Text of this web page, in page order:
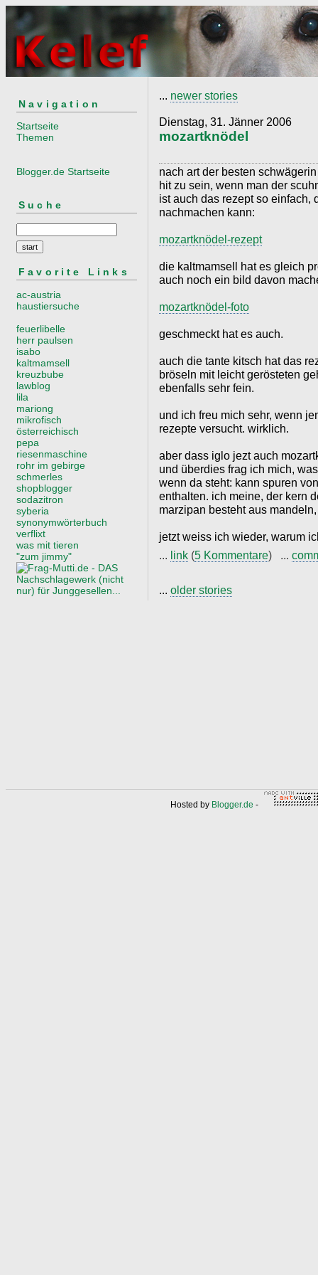
Navigation
Startseite
Themen
Blogger.de Startseite
Suche
Favorite Links
ac-austria
haustiersuche
feuerlibelle
herr paulsen
isabo
kaltmamsell
kreuzbube
lawblog
lila
mariong
mikrofisch
österreichisch
pepa
riesenmaschine
rohr im gebirge
schmerles
shopblogger
sodazitron
syberia
synonymwörterbuch
verflixt
was mit tieren
"zum jimmy"
... newer stories
Dienstag, 31. Jänner 2006
mozartknödel
nach art der besten
hit zu sein, wenn man der
ist auch das rezept so einfach,
nachmachen kann:
mozartknödel-rezept
die kaltmamsell hat es gleich
auch noch ein bild davon
mozartknödel-foto
geschmeckt hat es auch.
auch die tante kitsch hat das
bröseln mit leicht gerösteten
ebenfalls sehr fein.
und ich freu mich sehr, wenn
rezepte versucht. wirklich.
aber dass iglo jezt auch
und überdies frag ich mich,
wenn da steht: kann spuren
enthalten. ich meine, der kern
marzipan besteht aus
jetzt weiss ich wieder, warum
... link (5 Kommentare) ...
... older stories
Hosted by Blogger.de -